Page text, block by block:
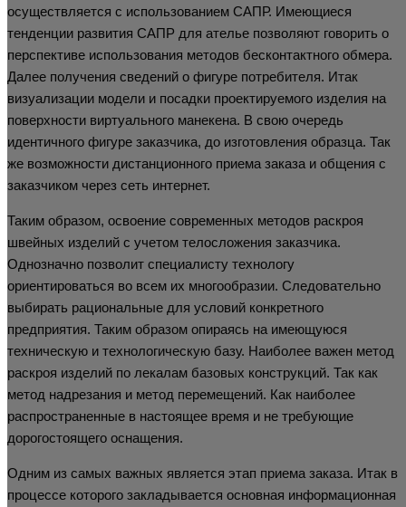
осуществляется с использованием САПР. Имеющиеся
тенденции развития САПР для ателье позволяют говорить о
перспективе использования методов бесконтактного обмера.
Далее получения сведений о фигуре потребителя. Итак
визуализации модели и посадки проектируемого изделия на
поверхности виртуального манекена. В свою очередь
идентичного фигуре заказчика, до изготовления образца. Так
же возможности дистанционного приема заказа и общения с
заказчиком через сеть интернет.
Таким образом, освоение современных методов раскроя
швейных изделий с учетом телосложения заказчика.
Однозначно позволит специалисту технологу
ориентироваться во всем их многообразии. Следовательно
выбирать рациональные для условий конкретного
предприятия. Таким образом опираясь на имеющуюся
техническую и технологическую базу. Наиболее важен метод
раскроя изделий по лекалам базовых конструкций. Так как
метод надрезания и метод перемещений. Как наиболее
распространенные в настоящее время и не требующие
дорогостоящего оснащения.
Одним из самых важных является этап приема заказа. Итак в
процессе которого закладывается основная информационная